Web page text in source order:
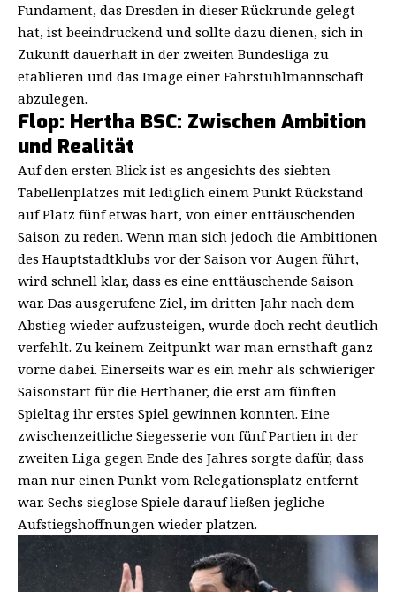
Fundament, das Dresden in dieser Rückrunde gelegt
hat, ist beeindruckend und sollte dazu dienen, sich in
Zukunft dauerhaft in der zweiten Bundesliga zu
etablieren und das Image einer Fahrstuhlmannschaft
abzulegen.
Flop: Hertha BSC: Zwischen Ambition
und Realität
Auf den ersten Blick ist es angesichts des siebten
Tabellenplatzes mit lediglich einem Punkt Rückstand
auf Platz fünf etwas hart, von einer enttäuschenden
Saison zu reden. Wenn man sich jedoch die Ambitionen
des Hauptstadtklubs vor der Saison vor Augen führt,
wird schnell klar, dass es eine enttäuschende Saison
war. Das ausgerufene Ziel, im dritten Jahr nach dem
Abstieg wieder aufzusteigen, wurde doch recht deutlich
verfehlt. Zu keinem Zeitpunkt war man ernsthaft ganz
vorne dabei. Einerseits war es ein mehr als schwieriger
Saisonstart für die Herthaner, die erst am fünften
Spieltag ihr erstes Spiel gewinnen konnten. Eine
zwischenzeitliche Siegesserie von fünf Partien in der
zweiten Liga gegen Ende des Jahres sorgte dafür, dass
man nur einen Punkt vom Relegationsplatz entfernt
war. Sechs sieglose Spiele darauf ließen jegliche
Aufstiegshoffnungen wieder platzen.